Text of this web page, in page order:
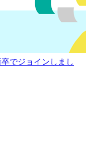
でジョインしまし